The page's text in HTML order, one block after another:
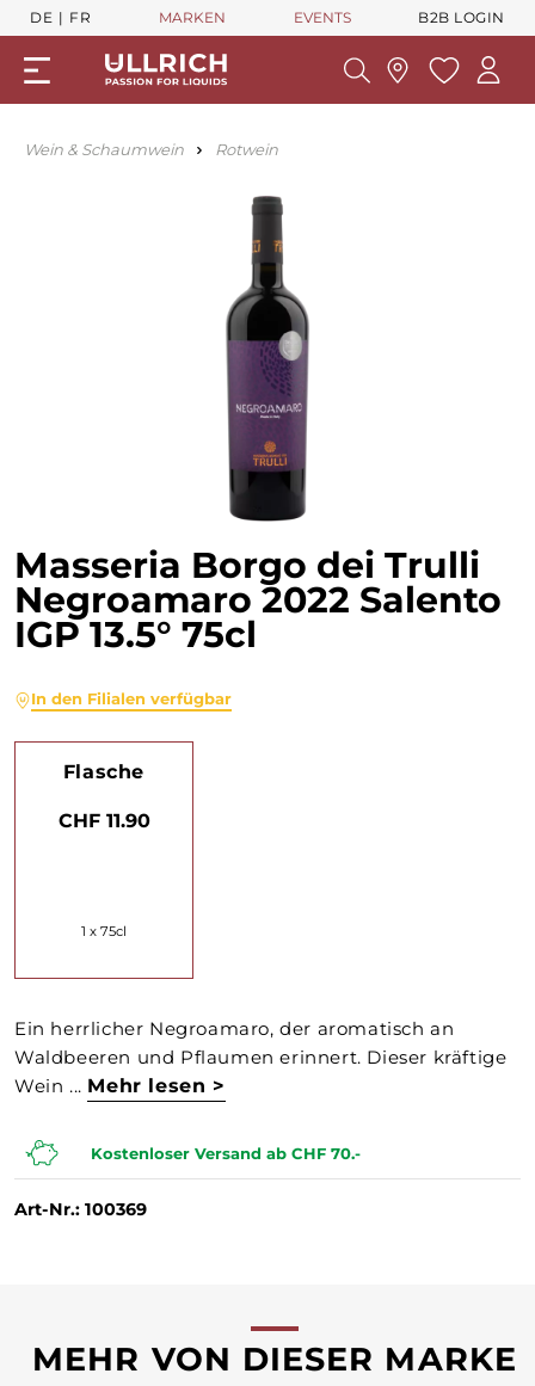
DE FR MARKEN EVENTS B2B LOGIN
Wein & Schaumwein Rotwein
Masseria Borgo dei Trulli
Negroamaro 2022 Salento
IGP 13.5° 75cl
In den Filialen verfügbar
Flasche
CHF 11.90
1 x 75cl
Ein herrlicher Negroamaro, der aromatisch an
Waldbeeren und Pflaumen erinnert. Dieser kräftige
Wein ... Mehr lesen >
Kostenloser Versand ab CHF 70.-
Art-Nr.: 100369
MEHR VON DIESER MARKE